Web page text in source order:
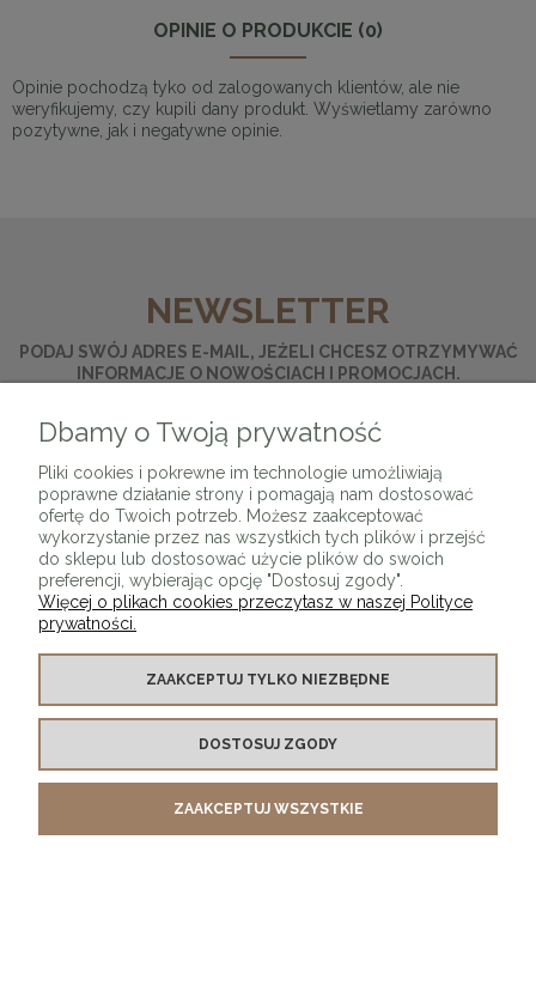
OPINIE O PRODUKCIE (0)
Opinie pochodzą tyko od zalogowanych klientów, ale nie
weryfikujemy, czy kupili dany produkt. Wyświetlamy zarówno
pozytywne, jak i negatywne opinie.
NEWSLETTER
PODAJ SWÓJ ADRES E-MAIL, JEŻELI CHCESZ OTRZYMYWAĆ
INFORMACJE O NOWOŚCIACH I PROMOCJACH.
KONTAKT Z NAMI
MOJE KONTO
Dbamy o Twoją prywatność
Pliki cookies i pokrewne im technologie umożliwiają
poprawne działanie strony i pomagają nam dostosować
ofertę do Twoich potrzeb. Możesz zaakceptować
wykorzystanie przez nas wszystkich tych plików i przejść
do sklepu lub dostosować użycie plików do swoich
preferencji, wybierając opcję "Dostosuj zgody".
Więcej o plikach cookies przeczytasz w naszej Polityce
prywatności.
ZAAKCEPTUJ TYLKO NIEZBĘDNE
DOSTOSUJ ZGODY
ZAAKCEPTUJ WSZYSTKIE